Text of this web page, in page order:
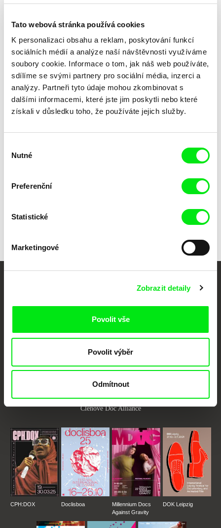
Tato webová stránka používá cookies
K personalizaci obsahu a reklam, poskytování funkcí
sociálních médií a analýze naší návštěvnosti využíváme
soubory cookie. Informace o tom, jak náš web používáte,
sdílíme se svými partnery pro sociální média, inzerci a
analýzy. Partneři tyto údaje mohou zkombinovat s
dalšími informacemi, které jste jim poskytli nebo které
získali v důsledku toho, že používáte jejich služby.
souhlasu
Nutné
Preferenční
Statistické
Marketingové
Zobrazit detaily
Povolit vše
Povolit výběr
Odmítnout
LinksRechts
Heller als der Mond / Brighter than the Moon 2000
Vom Geist der Zeit 1982-1985
Monster in Salzburg 1982
Auch Farbe kann träumen 1981
Gebratenes Fleisch 1980
Vaše online
dokumentární kino
Nové festivalové filmy
každý týden
Portál DAFilms.cz je výsledkem tvůrčí spolupráce 7 klíčových evropských
festivalů dokumentárního filmu sdružených do Doc Alliance. Naším cílem je
posouvat hranice dokumentárního filmu, propagovat jeho rozmanitost a
Členové Doc Alliance
CPH:DOX Doclisboa
Millennium Docs
Against Gravity
DOK Leipzig